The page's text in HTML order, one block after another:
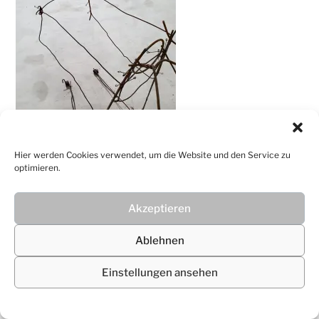
Hier werden Cookies verwendet, um die Website und den Service zu
optimieren.
Akzeptieren
Ablehnen
Einstellungen ansehen
Christiane
Lüdtke
© 2026Christiane Lüdtke